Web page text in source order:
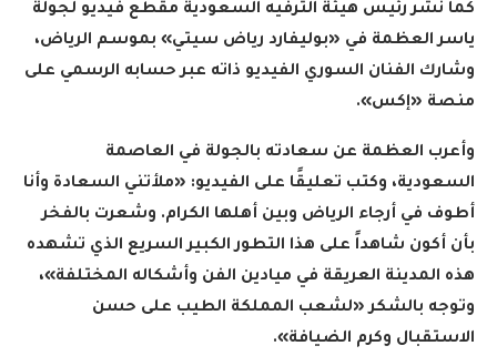
كما نشر رئيس هيئة الترفيه السعودية مقطع فيديو لجولة
ياسر العظمة في «بوليفارد رياض سيتي» بموسم الرياض،
وشارك الفنان السوري الفيديو ذاته عبر حسابه الرسمي على
منصة «إكس».
وأعرب العظمة عن سعادته بالجولة في العاصمة
السعودية، وكتب تعليقًا على الفيديو: «ملأتني السعادة وأنا
أطوف في أرجاء الرياض وبين أهلها الكرام. وشعرت بالفخر
بأن أكون شاهداً على هذا التطور الكبير السريع الذي تشهده
هذه المدينة العريقة في ميادين الفن وأشكاله المختلفة»،
وتوجه بالشكر «لشعب المملكة الطيب على حسن
الاستقبال وكرم الضيافة».